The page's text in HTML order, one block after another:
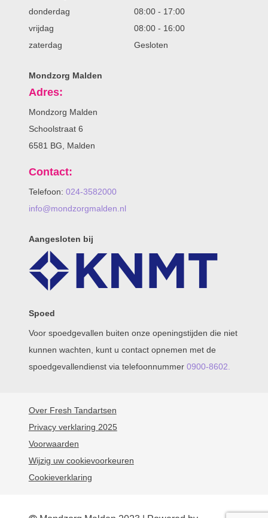
donderdag
08:00 - 17:00
vrijdag
08:00 - 16:00
zaterdag
Gesloten
Mondzorg Malden
Adres:
Mondzorg Malden
Schoolstraat 6
6581 BG, Malden
Contact:
Telefoon: 024-3582000
info@mondzorgmalden.nl
Aangesloten bij
Spoed
Voor spoedgevallen buiten onze openingstijden die niet
kunnen wachten, kunt u contact opnemen met de
spoedgevallendienst via telefoonnummer 0900-8602.
Over Fresh Tandartsen
Privacy verklaring 2025
Voorwaarden
Wijzig uw cookievoorkeuren
Cookieverklaring